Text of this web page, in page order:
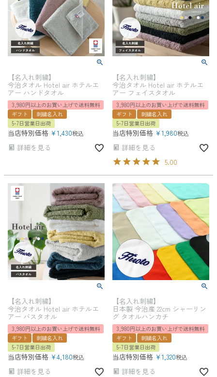
【名入れ刺繍】
今治タオル Hotel air ホテルエ
アー ハンドタオル
3,980円以上のお買い上げで送料無料
ギフト
刺繍名入れ
5-7日営業日出荷
当店特別価格 ¥1,430税込
詳細を見る
【名入れ刺繍】
今治タオル Hotel air ホテルエ
アー フェイスタオル
3,980円以上のお買い上げで送料無料
ギフト
刺繍名入れ
5-7日営業日出荷
当店特別価格 ¥1,980税込
詳細を見る
5.00
【名入れ刺繍】
今治タオル Hotel air ホテルエ
アー バスタオル
3,980円以上のお買い上げで送料無料
ギフト
刺繍名入れ
5-7日営業日出荷
当店特別価格 ¥4,180税込
詳細を見る
【名入れ刺繍】
日本製 今治産 22cm シャーリン
グ タオルハンカチ
3,980円以上のお買い上げで送料無料
ギフト
刺繍名入れ
5-7日営業日出荷
当店特別価格 ¥1,320税込
詳細を見る